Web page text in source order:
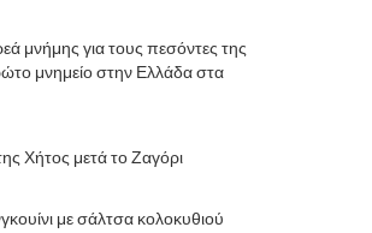
μνήμης για τους πεσόντες της
μνημείο στην Ελλάδα στα
Χήτος μετά το Ζαγόρι
με σάλτσα κολοκυθιού